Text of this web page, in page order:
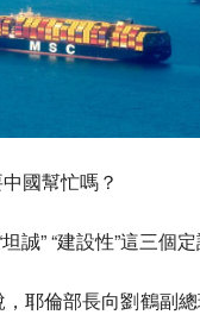
國幫忙嗎？
誠” “建設性”這三個定
耶倫部長向劉鶴副